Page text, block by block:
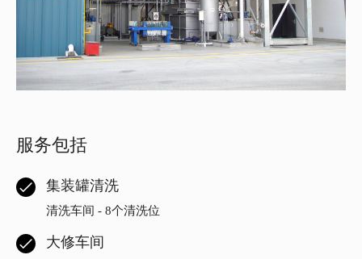
服务包括
集装罐清洗
清洗车间 - 8个清洗位
大修车间